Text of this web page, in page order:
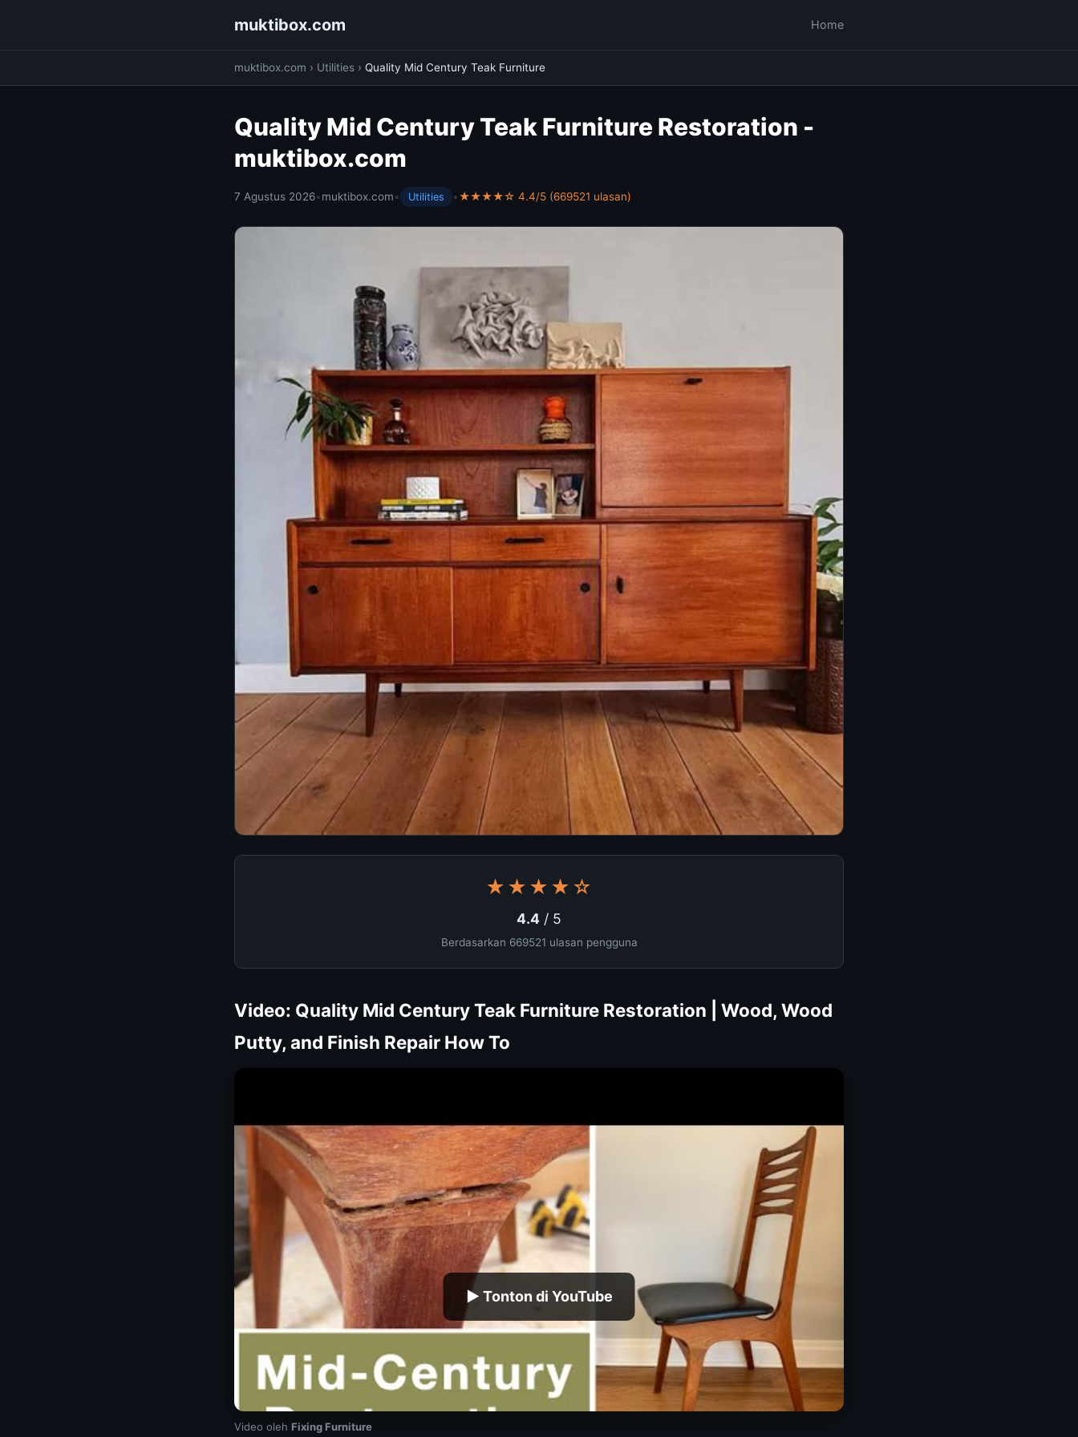
muktibox.com Home
muktibox.com › Utilities › Quality Mid Century Teak Furniture
Quality Mid Century Teak Furniture Restoration -
muktibox.com
7 Agustus 2026•muktibox.com• Utilities •★★★★☆ 4.4/5 (669521 ulasan)
★★★★☆
4.4 / 5
Berdasarkan 669521 ulasan pengguna
Video: Quality Mid Century Teak Furniture Restoration | Wood, Wood
Putty, and Finish Repair How To
▶ Tonton di YouTube
Video oleh Fixing Furniture